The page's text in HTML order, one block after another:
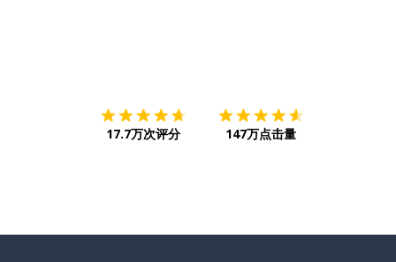
17.7万次评分 147万点击量